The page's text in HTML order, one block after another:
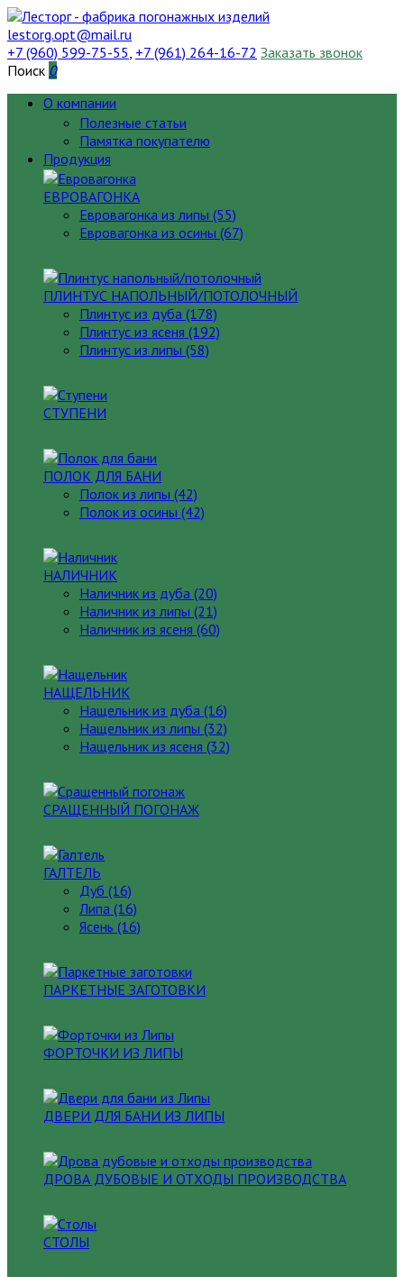
lestorg.opt@mail.ru
+7 (960) 599-75-55, +7 (961) 264-16-72 Заказать звонок
Поиск 0
О компании
Полезные статьи
Памятка покупателю
Продукция
ЕВРОВАГОНКА
Евровагонка из липы (55)
Евровагонка из осины (67)
ПЛИНТУС НАПОЛЬНЫЙ/ПОТОЛОЧНЫЙ
Плинтус из дуба (178)
Плинтус из ясеня (192)
Плинтус из липы (58)
СТУПЕНИ
ПОЛОК ДЛЯ БАНИ
Полок из липы (42)
Полок из осины (42)
НАЛИЧНИК
Наличник из дуба (20)
Наличник из липы (21)
Наличник из ясеня (60)
НАЩЕЛЬНИК
Нащельник из дуба (16)
Нащельник из липы (32)
Нащельник из ясеня (32)
СРАЩЕННЫЙ ПОГОНАЖ
ГАЛТЕЛЬ
Дуб (16)
Липа (16)
Ясень (16)
ПАРКЕТНЫЕ ЗАГОТОВКИ
ФОРТОЧКИ ИЗ ЛИПЫ
ДВЕРИ ДЛЯ БАНИ ИЗ ЛИПЫ
ДРОВА ДУБОВЫЕ И ОТХОДЫ ПРОИЗВОДСТВА
СТОЛЫ